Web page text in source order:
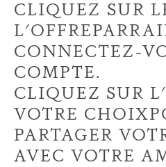
CLIQUEZ SUR
CONNECTEZ-
COMPTE.
CLIQUEZ SUR
VOTRE
PARTAGER
AVEC VOTRE